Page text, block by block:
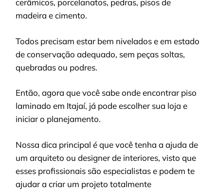
cerâmicos, porcelanatos, pedras, pisos de
madeira e cimento.
Todos precisam estar bem nivelados e em estado
de conservação adequado, sem peças soltas,
quebradas ou podres.
Então, agora que você sabe onde encontrar piso
laminado em Itajaí, já pode escolher sua loja e
iniciar o planejamento.
Nossa dica principal é que você tenha a ajuda de
um arquiteto ou designer de interiores, visto que
esses profissionais são especialistas e podem te
ajudar a criar um projeto totalmente